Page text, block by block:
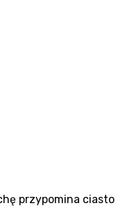
przypomina ciasto